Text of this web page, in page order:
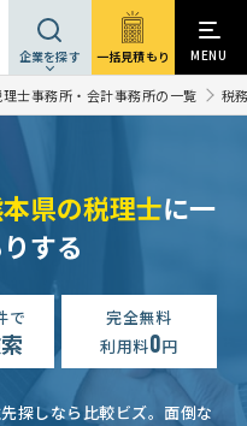
企業を探す 一括見積もり MENU
理士事務所・会計事務所の一覧 税
県の税理士に一
する
で
完全無料
利用料0円
探しなら比較ビズ。 面倒な